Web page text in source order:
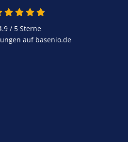
/ 5Sterne
auf basenio.de